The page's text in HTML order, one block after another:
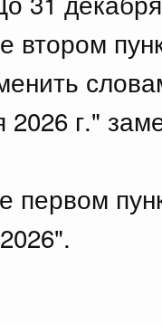
втором
2026 г."
первом